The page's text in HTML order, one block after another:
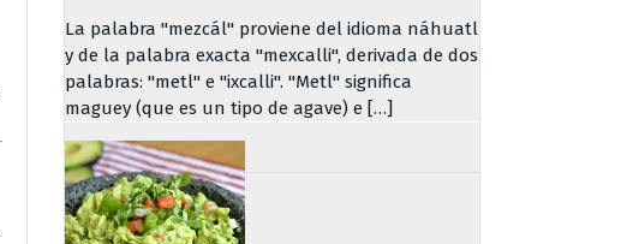
La palabra "mezcál" proviene del idioma náhuatl
y de la palabra exacta "mexcalli", derivada de dos
palabras: "metl" e "ixcalli". "Metl" significa
maguey (que es un tipo de agave) e […]